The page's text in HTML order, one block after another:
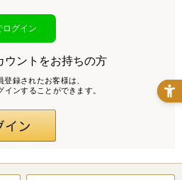
ログイン
ウントをお持ちの方
録されたお客様は、
ンすることができます。